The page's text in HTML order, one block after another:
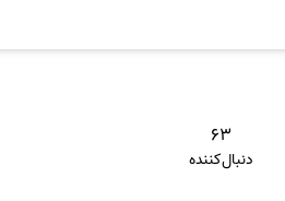
۶۳
دنبال‌کننده